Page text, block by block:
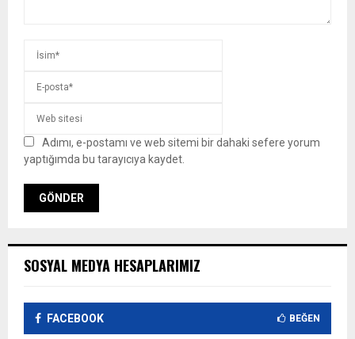
Adımı, e-postamı ve web sitemi bir dahaki sefere yorum
yaptığımda bu tarayıcıya kaydet.
SOSYAL MEDYA HESAPLARIMIZ
FACEBOOK BEĞEN